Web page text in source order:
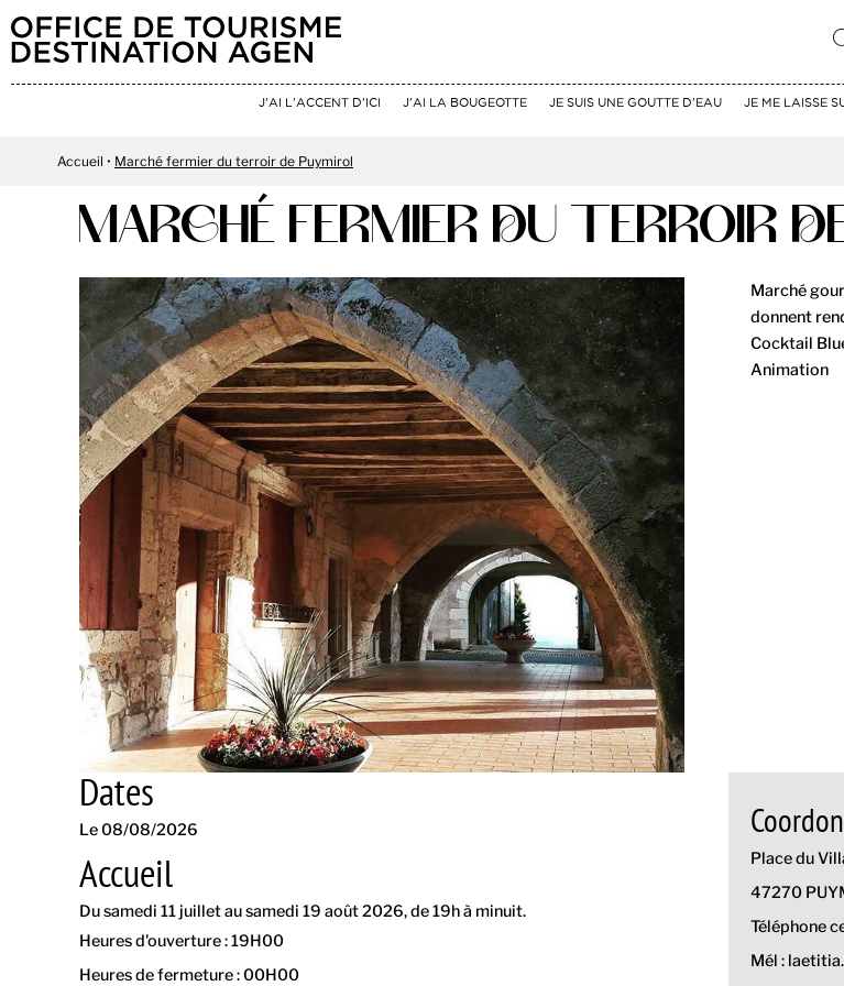
J'AI L'ACCENT D'ICI J'AI LA BOUGEOTTE JE SUIS UNE GOUTTE D'EAU JE ME LAISSE
Accueil Marché fermier du terroir de Puymirol
MARCHÉ FERMIER DU TERROIR
Marché
donnent
Cocktail
Animation
Dates
Le 08/08/2026
Accueil
Du samedi 11 juillet au samedi 19 août 2026, de 19h à minuit.
Heures d'ouverture : 19H00
Heures de fermeture : 00H00
Place du
47270
Téléphone
Mél :